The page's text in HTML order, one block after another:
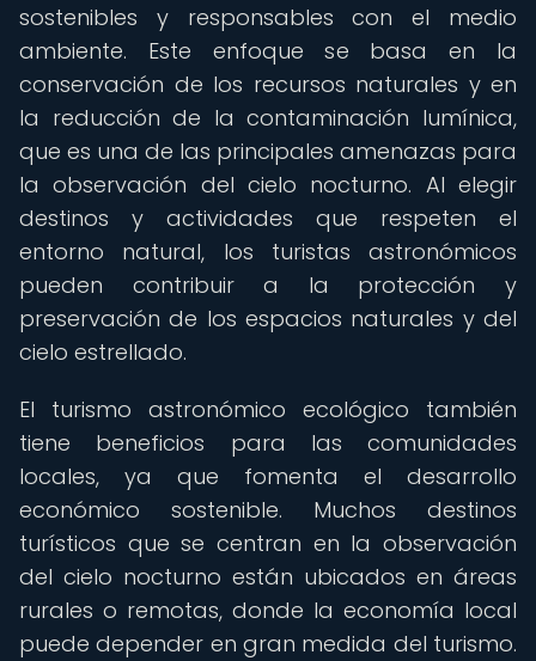
sostenibles y responsables con el medio
ambiente. Este enfoque se basa en la
conservación de los recursos naturales y en
la reducción de la contaminación lumínica,
que es una de las principales amenazas para
la observación del cielo nocturno. Al elegir
destinos y actividades que respeten el
entorno natural, los turistas astronómicos
pueden contribuir a la protección y
preservación de los espacios naturales y del
cielo estrellado.
El turismo astronómico ecológico también
tiene beneficios para las comunidades
locales, ya que fomenta el desarrollo
económico sostenible. Muchos destinos
turísticos que se centran en la observación
del cielo nocturno están ubicados en áreas
rurales o remotas, donde la economía local
puede depender en gran medida del turismo.